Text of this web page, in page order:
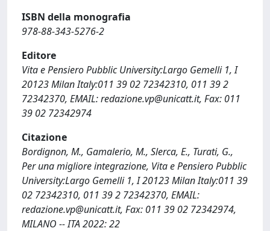
ISBN della monografia
978-88-343-5276-2
Editore
Vita e Pensiero Pubblic University:Largo Gemelli 1, I
20123 Milan Italy:011 39 02 72342310, 011 39 2
72342370, EMAIL:redazione.vp@unicatt.it, Fax: 011
39 02 72342974
Citazione
Bordignon, M., Gamalerio, M., Slerca, E., Turati, G.,
Per una migliore integrazione, Vita e Pensiero Pubblic
University:Largo Gemelli 1, I 20123 Milan Italy:011 39
02 72342310, 011 39 2 72342370, EMAIL:
redazione.vp@unicatt.it, Fax: 011 39 02 72342974,
MILANO -- ITA 2022: 22